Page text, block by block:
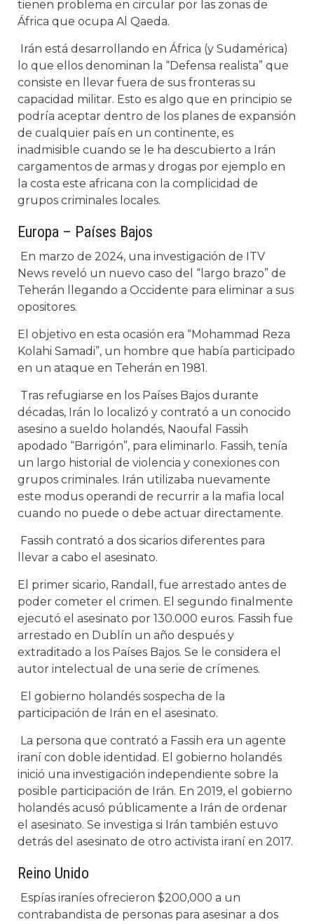
tienen problema en circular por las zonas de
África que ocupa Al Qaeda.
Irán está desarrollando en África (y Sudamérica)
lo que ellos denominan la “Defensa realista” que
consiste en llevar fuera de sus fronteras su
capacidad militar. Esto es algo que en principio se
podría aceptar dentro de los planes de expansión
de cualquier país en un continente, es
inadmisible cuando se le ha descubierto a Irán
cargamentos de armas y drogas por ejemplo en
la costa este africana con la complicidad de
grupos criminales locales.
Europa – Países Bajos
En marzo de 2024, una investigación de ITV
News reveló un nuevo caso del “largo brazo” de
Teherán llegando a Occidente para eliminar a sus
opositores.
El objetivo en esta ocasión era “Mohammad Reza
Kolahi Samadi”, un hombre que había participado
en un ataque en Teherán en 1981.
Tras refugiarse en los Países Bajos durante
décadas, Irán lo localizó y contrató a un conocido
asesino a sueldo holandés, Naoufal Fassih
apodado “Barrigón”, para eliminarlo. Fassih, tenía
un largo historial de violencia y conexiones con
grupos criminales. Irán utilizaba nuevamente
este modus operandi de recurrir a la mafia local
cuando no puede o debe actuar directamente.
Fassih contrató a dos sicarios diferentes para
llevar a cabo el asesinato.
El primer sicario, Randall, fue arrestado antes de
poder cometer el crimen. El segundo finalmente
ejecutó el asesinato por 130.000 euros. Fassih fue
arrestado en Dublín un año después y
extraditado a los Países Bajos. Se le considera el
autor intelectual de una serie de crímenes.
El gobierno holandés sospecha de la
participación de Irán en el asesinato.
La persona que contrató a Fassih era un agente
iraní con doble identidad. El gobierno holandés
inició una investigación independiente sobre la
posible participación de Irán. En 2019, el gobierno
holandés acusó públicamente a Irán de ordenar
el asesinato. Se investiga si Irán también estuvo
detrás del asesinato de otro activista iraní en 2017.
Reino Unido
Espías iraníes ofrecieron $200,000 a un
contrabandista de personas para asesinar a dos